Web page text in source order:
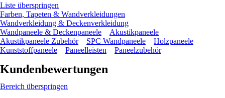
Liste überspringen
Farben, Tapeten & Wandverkleidungen
Wandverkleidung & Deckenverkleidung
Wandpaneele & Deckenpaneele
Akustikpaneele
Akustikpaneele Zubehör
SPC Wandpaneele
Holzpaneele
Kunststoffpaneele
Paneelleisten Paneelzubehör
Kundenbewertungen
Bereich überspringen